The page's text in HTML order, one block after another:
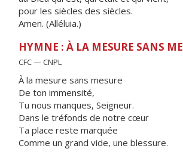
pour les siècles des siècles.
Amen. (Alléluia.)
HYMNE : À LA MESURE SANS
CFC — CNPL
À la mesure sans mesure
De ton immensité,
Tu nous manques, Seigneur.
Dans le tréfonds de notre cœur
Ta place reste marquée
Comme un grand vide, une blessure.